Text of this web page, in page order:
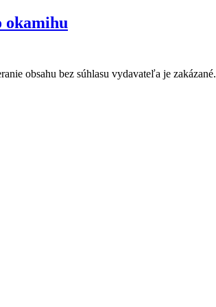
okamihu
obsahu bez súhlasu vydavateľa je zakázané.